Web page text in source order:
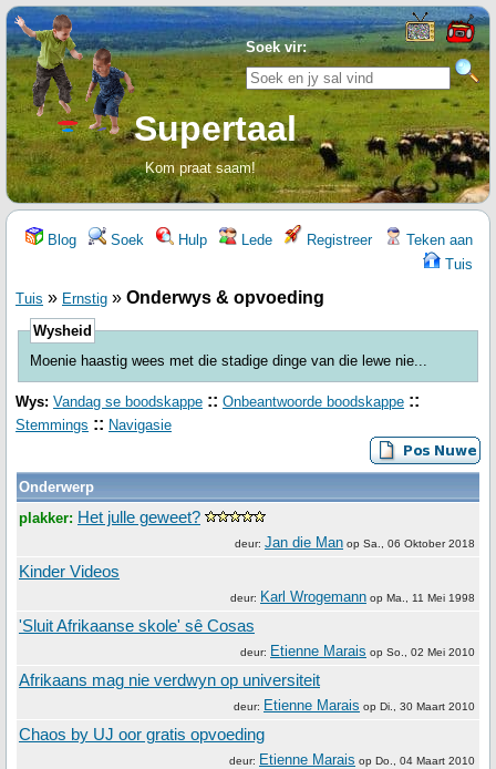
Soek vir:
Supertaal
Kom praat saam!
Blog Soek Hulp Lede Registreer
Teken aan
Tuis
Tuis » Ernstig » Onderwys & opvoeding
Wysheid
Moenie haastig wees met die stadige dinge van die lewe nie...
Wys: Vandag se boodskappe :: Onbeantwoorde boodskappe ::
Stemmings :: Navigasie
Onderwerp
plakker: Het julle geweet?
deur: Jan die Man op Sa., 06 Oktober 2018
Kinder Videos
deur: Karl Wrogemann op Ma., 11 Mei 1998
'Sluit Afrikaanse skole' sê Cosas
deur: Etienne Marais op So., 02 Mei 2010
Afrikaans mag nie verdwyn op universiteit
deur: Etienne Marais op Di., 30 Maart 2010
Chaos by UJ oor gratis opvoeding
deur: Etienne Marais op Do., 04 Maart 2010